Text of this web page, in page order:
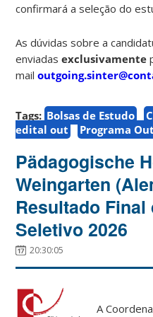
confirmará a seleção do
As dúvidas sobre a
enviadasexclusivamente
mail
Tags: Bolsas de Estudo
edital out
Programa
Pädagogische
Weingarten
Resultado
Seletivo 2026
20:30:05
A